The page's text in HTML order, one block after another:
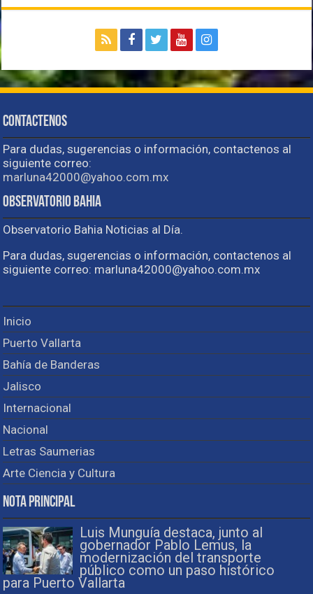
Contactenos
Para dudas, sugerencias o información, contactenos al
siguiente correo:
marluna42000@yahoo.com.mx
Observatorio Bahia
Observatorio Bahia Noticias al Día.
Para dudas, sugerencias o información, contactenos al
siguiente correo: marluna42000@yahoo.com.mx
Inicio
Puerto Vallarta
Bahía de Banderas
Jalisco
Internacional
Nacional
Letras Saumerias
Arte Ciencia y Cultura
Nota Principal
Luis Munguía destaca, junto al
gobernador Pablo Lemus, la
modernización del transporte
público como un paso histórico
para Puerto Vallarta